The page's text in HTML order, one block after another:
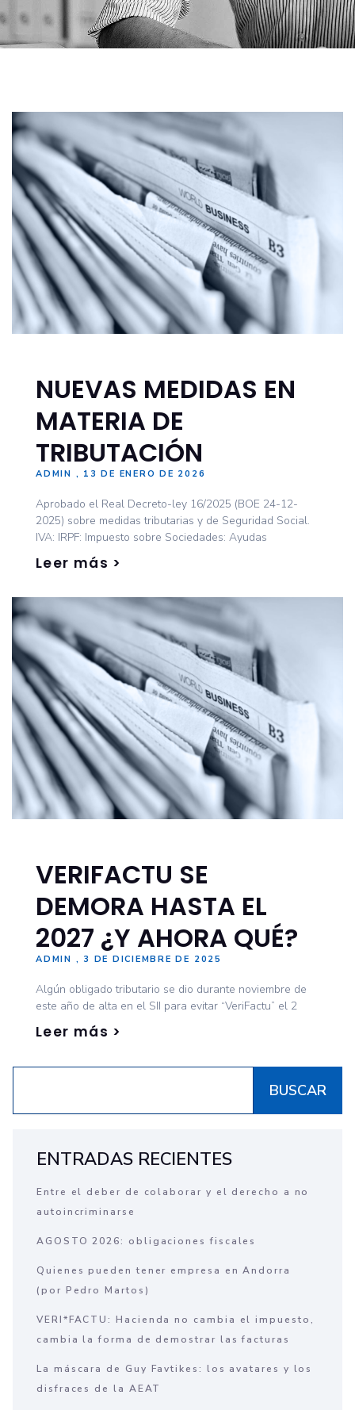
NUEVAS MEDIDAS EN
MATERIA DE
TRIBUTACIÓN
ADMIN 13 DE ENERO DE 2026
Aprobado el Real Decreto-ley 16/2025 (BOE 24-12-
2025) sobre medidas tributarias y de Seguridad Social.
IVA: IRPF: Impuesto sobre Sociedades: Ayudas
Leer más >
VERIFACTU SE
DEMORA HASTA EL
2027 ¿Y AHORA QUÉ?
ADMIN 3 DE DICIEMBRE DE 2025
Algún obligado tributario se dio durante noviembre de
este año de alta en el SII para evitar “VeriFactu” el 2
Leer más >
BUSCAR
ENTRADAS RECIENTES
Entre el deber de colaborar y el derecho a no
autoincriminarse
AGOSTO 2026: obligaciones fiscales
Quienes pueden tener empresa en Andorra
(por Pedro Martos)
VERI*FACTU: Hacienda no cambia el impuesto,
cambia la forma de demostrar las facturas
La máscara de Guy Favtikes: los avatares y los
disfraces de la AEAT